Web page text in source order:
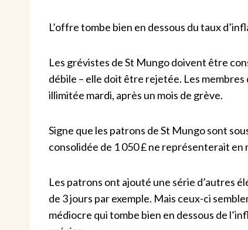
L’offre tombe bien en dessous du taux
Les grévistes de St Mungo doivent être
débile – elle doit être rejetée. Les
illimitée mardi, après un mois de grève.
Signe que les patrons de St Mungo sont
consolidée de 1 050 £ ne représenterait en
Les patrons ont ajouté une série d’autres
de 3 jours par exemple. Mais ceux-ci
médiocre qui tombe bien en dessous de